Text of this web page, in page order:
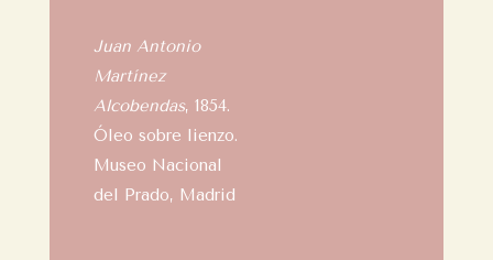
Juan Antonio
Martínez
Alcobendas, 1854.
Óleo sobre lienzo.
Museo Nacional
del Prado, Madrid